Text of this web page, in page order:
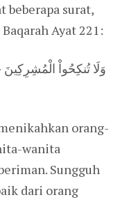
beberapa surat,
Ayat 221:
وَلَا تُنكِحُواْ
orang-
wanita
Sungguh
dari orang